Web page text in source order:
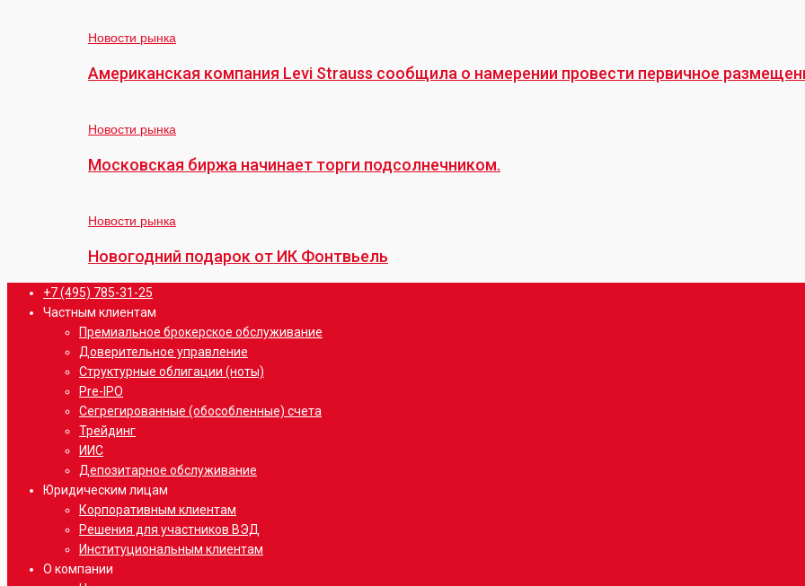
IPO.
компания
Strauss
намерении
первичное
акций
Новости рынка
Американская компания Levi Strauss сообщила о намерении провести первичное
биржа
торги
Новости рынка
Московская биржа начинает торги подсолнечником.
подарок
ИК
Новости рынка
Новогодний подарок от ИК Фонтвьель
Close
Menu
+7 (495) 785-31-25
Частным клиентам
Премиальное брокерское обслуживание
Доверительное управление
Структурные облигации (ноты)
Pre-IPO
Сегрегированные (обособленные) счета
Трейдинг
ИИС
Депозитарное обслуживание
Юридическим лицам
Корпоративным клиентам
Решения для участников ВЭД
Институциональным клиентам
О компании